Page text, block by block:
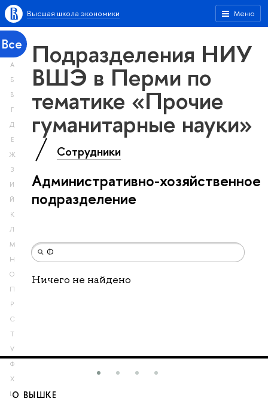
Меню
Высшая школа экономики
Все
А
Б
В
Г
Д
Е
Ж
З
И
Й
К
Л
М
Н
О
П
Р
С
Т
У
Ф
Х
Ц
Подразделения НИУ
ВШЭ в Перми по
тематике «Прочие
гуманитарные науки»
Сотрудники
Административно-хозяйственное
подразделение
Ничего не найдено
О ВЫШКЕ